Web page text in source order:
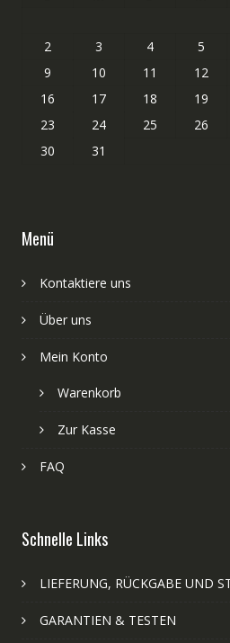
2
3 4 5
9
10 11 12
16
17 18 19
23
24 25 26
30
31
Menü
Kontaktiere uns
Über uns
Mein Konto
Warenkorb
Zur Kasse
FAQ
Schnelle Links
LIEFERUNG, RÜCKGABE UND
GARANTIEN & TESTEN